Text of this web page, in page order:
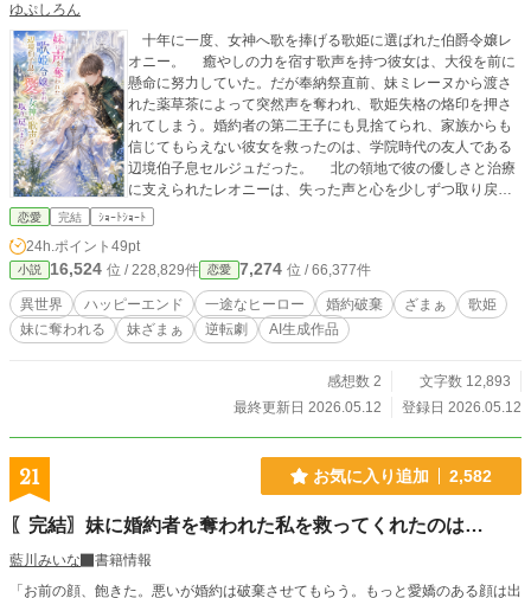
ゆぷしろん
十年に一度、女神へ歌を捧げる歌姫に選ばれた伯爵令嬢レ
オニー。 癒やしの力を宿す歌声を持つ彼女は、大役を前に
懸命に努力していた。だが奉納祭直前、妹ミレーヌから渡さ
れた薬草茶によって突然声を奪われ、歌姫失格の烙印を押さ
れてしまう。婚約者の第二王子にも見捨てられ、家族からも
信じてもらえない彼女を救ったのは、学院時代の友人である
辺境伯子息セルジュだった。 北の領地で彼の優しさと治療
に支えられたレオニーは、失った声と心を少しずつ取り戻し
ていく。一方、偽りの歌姫が奉納した王都では雨が降らず、
たレオニーは、過去の痛みと向き合いながら大聖堂へ戻る。
声を奪われた歌姫は、信じてくれる愛に包まれ、真実と幸
せを取り戻す。
恋愛 完結 ｼｮｰﾄｼｮｰﾄ
24h.ポイント 49pt
小説 16,524 位 / 228,829件 恋愛 7,274 位 / 66,377件
異世界 ハッピーエンド 一途なヒーロー 婚約破棄 ざまぁ
歌姫
妹に奪われる
妹ざまぁ 逆転劇 AI生成作品
感想数 2
文字数 12,893
最終更新日 2026.05.12
登録日 2026.05.12
21 お気に入り追加 2,582
〖完結〗妹に婚約者を奪われた私を救ってくれたのは…
藍川みいな
書籍情報
「お前の顔、飽きた。悪いが婚約は破棄させてもらう。もっと愛嬌のある顔は出